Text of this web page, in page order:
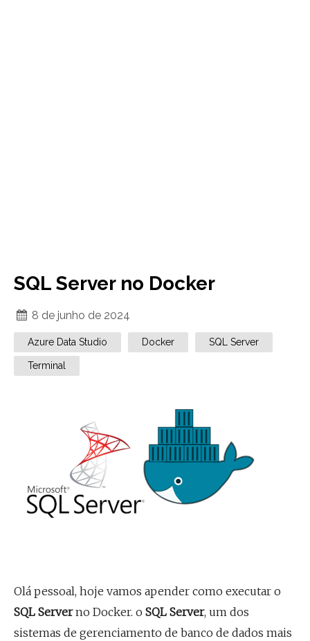
SQL Server no Docker
8 de junho de 2024
Azure Data Studio Docker SQL Server
Terminal
Olá pessoal, hoje vamos apender como executar o
SQL Serverno Docker. o SQL Server, um dos
sistemas de gerenciamento de banco de dados mais